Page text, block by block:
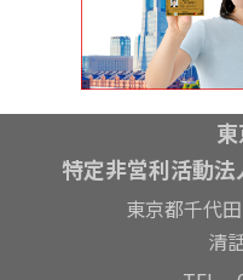
特定非営利活動
東京都千代
清